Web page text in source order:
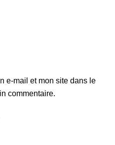
e-mail et mon site dans le
commentaire.